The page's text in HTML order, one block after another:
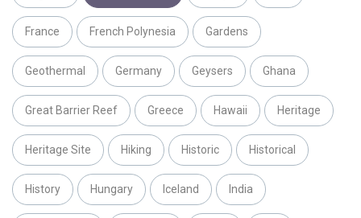
France French Polynesia Gardens
Geothermal Germany Geysers Ghana
Great Barrier Reef Greece Hawaii Heritage
Heritage Site Hiking Historic Historical
History Hungary Iceland India